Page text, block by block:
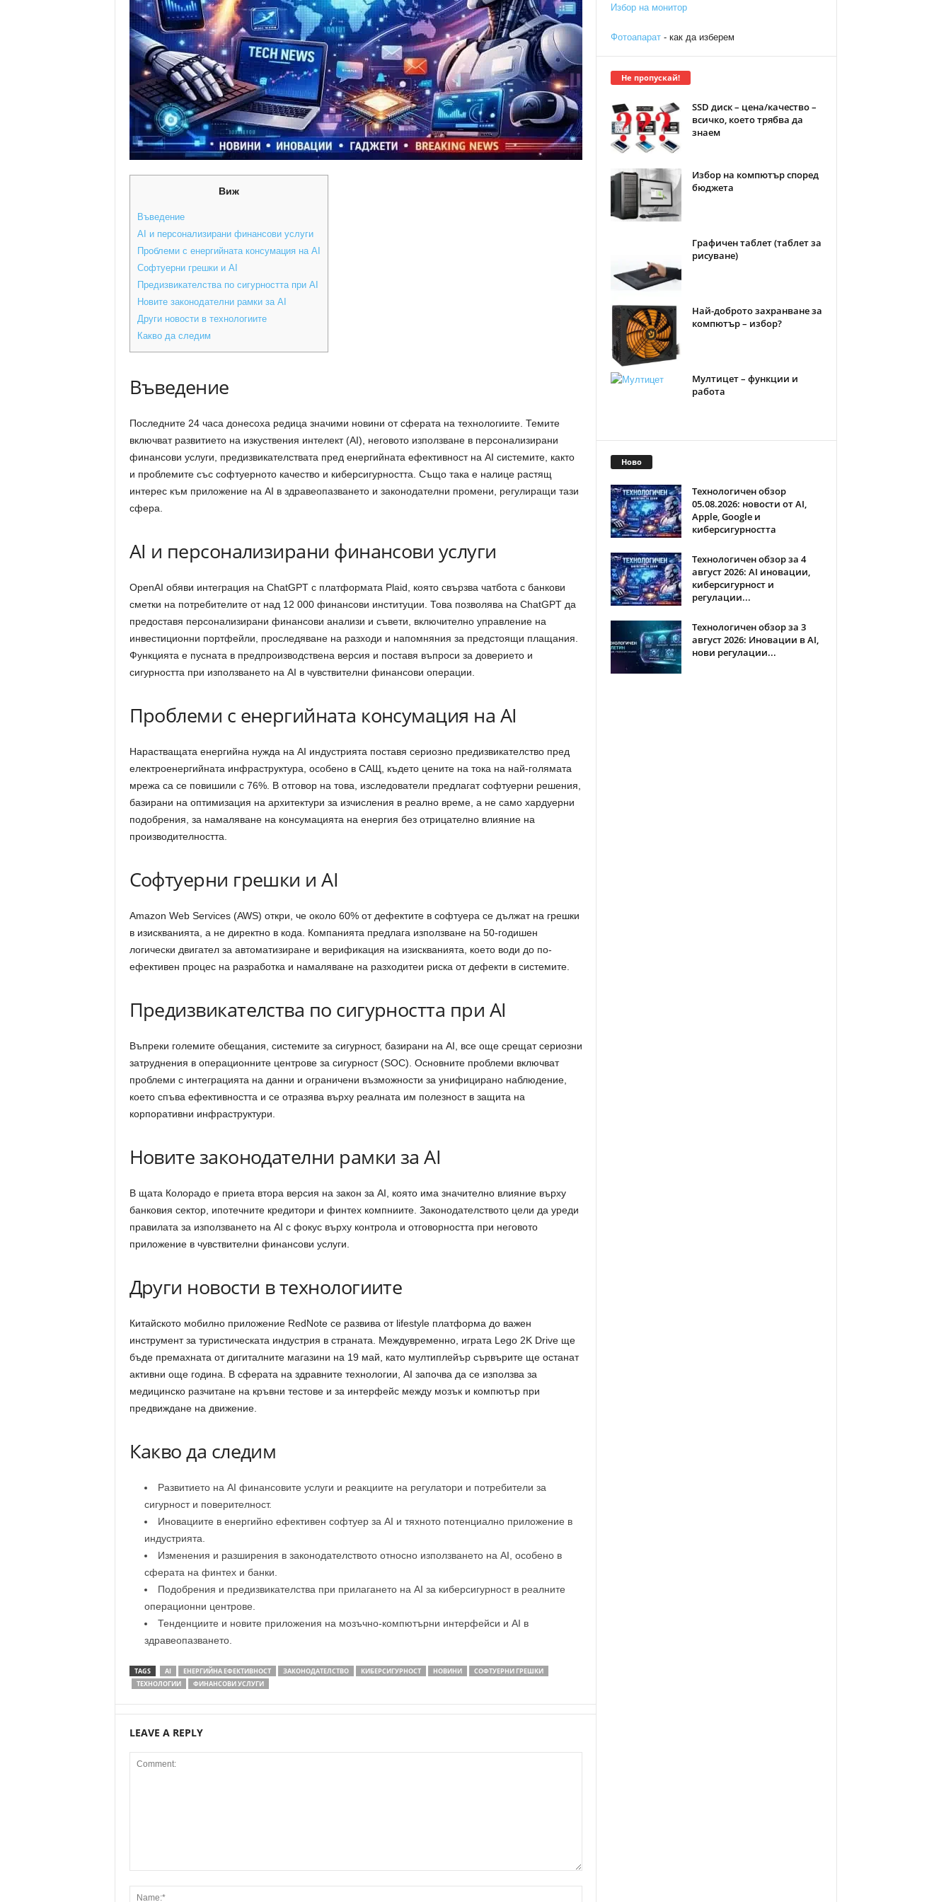
Виж
Въведение
AI и персонализирани финансови услуги
Проблеми с енергийната консумация на AI
Софтуерни грешки и AI
Предизвикателства по сигурността при AI
Новите законодателни рамки за AI
Други новости в технологиите
Какво да следим
Въведение
Последните 24 часа донесоха редица значими новини от сферата на технологиите. Темите
включват развитието на изкуствения интелект (AI), неговото използване в персонализирани
финансови услуги, предизвикателствата пред енергийната ефективност на AI системите, както
и проблемите със софтуерното качество и киберсигурността. Също така е налице растящ
интерес към приложение на AI в здравеопазването и законодателни промени, регулиращи тази
сфера.
AI и персонализирани финансови услуги
OpenAI обяви интеграция на ChatGPT с платформата Plaid, която свързва чатбота с банкови
сметки на потребителите от над 12 000 финансови институции. Това позволява на ChatGPT да
предоставя персонализирани финансови анализи и съвети, включително управление на
инвестиционни портфейли, проследяване на разходи и напомняния за предстоящи плащания.
Функцията е пусната в предпроизводствена версия и поставя въпроси за доверието и
сигурността при използването на AI в чувствителни финансови операции.
Проблеми с енергийната консумация на AI
Нарастващата енергийна нужда на AI индустрията поставя сериозно предизвикателство пред
електроенергийната инфраструктура, особено в САЩ, където цените на тока на най-голямата
мрежа са се повишили с 76%. В отговор на това, изследователи предлагат софтуерни решения,
базирани на оптимизация на архитектури за изчисления в реално време, а не само хардуерни
подобрения, за намаляване на консумацията на енергия без отрицателно влияние на
производителността.
Софтуерни грешки и AI
Amazon Web Services (AWS) откри, че около 60% от дефектите в софтуера се дължат на грешки
в изискванията, а не директно в кода. Компанията предлага използване на 50-годишен
логически двигател за автоматизиране и верификация на изискванията, което води до по-
ефективен процес на разработка и намаляване на разходитеи риска от дефекти в системите.
Предизвикателства по сигурността при AI
Въпреки големите обещания, системите за сигурност, базирани на AI, все още срещат сериозни
затруднения в операционните центрове за сигурност (SOC). Основните проблеми включват
проблеми с интеграцията на данни и ограничени възможности за унифицирано наблюдение,
което спъва ефективността и се отразява върху реалната им полезност в защита на
корпоративни инфраструктури.
Новите законодателни рамки за AI
В щата Колорадо е приета втора версия на закон за AI, която има значително влияние върху
банковия сектор, ипотечните кредитори и финтех компниите. Законодателството цели да уреди
правилата за използването на AI с фокус върху контрола и отговорността при неговото
приложение в чувствителни финансови услуги.
Други новости в технологиите
Китайското мобилно приложение RedNote се развива от lifestyle платформа до важен
инструмент за туристическата индустрия в страната. Междувременно, играта Lego 2K Drive ще
бъде премахната от дигиталните магазини на 19 май, като мултиплейър сървърите ще останат
активни още година. В сферата на здравните технологии, AI започва да се използва за
медицинско разчитане на кръвни тестове и за интерфейс между мозък и компютър при
предвиждане на движение.
Какво да следим
Развитието на AI финансовите услуги и реакциите на регулатори и потребители за
сигурност и поверителност.
Иновациите в енергийно ефективен софтуер за AI и тяхното потенциално приложение в
индустрията.
Изменения и разширения в законодателството относно използването на AI, особено в
сферата на финтех и банки.
Подобрения и предизвикателства при прилагането на AI за киберсигурност в реалните
операционни центрове.
Тенденциите и новите приложения на мозъчно-компютърни интерфейси и AI в
здравеопазването.
TAGS AI ЕНЕРГИЙНА ЕФЕКТИВНОСТ ЗАКОНОДАТЕЛСТВО КИБЕРСИГУРНОСТ НОВИНИ
СОФТУЕРНИ ГРЕШКИ
ТЕХНОЛОГИИ
ФИНАНСОВИ УСЛУГИ
LEAVE A REPLY
Избор на монитор
Фотоапарат- как да изберем
Не пропускай!
SSD диск – цена/качество –
всичко, което трябва да
знаем
Избор на компютър според
бюджета
Графичен таблет (таблет за
рисуване)
Най-доброто захранване за
компютър – избор?
Мултицет – функции и
работа
Ново
Технологичен обзор
05.08.2026: новости от AI,
Apple, Google и
киберсигурността
Технологичен обзор за 4
август 2026: AI иновации,
киберсигурност и
регулации...
Технологичен обзор за 3
август 2026: Иновации в AI,
нови регулации...